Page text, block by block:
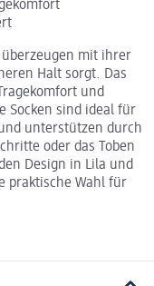
überzeugen mit ihrer
Halt sorgt. Das
und
Socken sind ideal für
unterstützen durch
oder das Toben
Design in Lila und
praktische Wahl für